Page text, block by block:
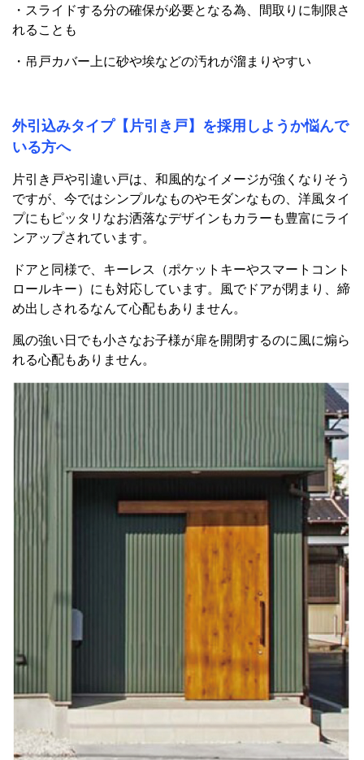
・スライドする分の確保が必要となる為、間取りに制限さ
れることも
・吊戸カバー上に砂や埃などの汚れが溜まりやすい
外引込みタイプ【片引き戸】を採用しようか悩んで
いる方へ
片引き戸や引違い戸は、和風的なイメージが強くなりそう
ですが、今ではシンプルなものやモダンなもの、洋風タイ
プにもピッタリなお洒落なデザインもカラーも豊富にライ
ンアップされています。
ドアと同様で、キーレス（ポケットキーやスマートコント
ロールキー）にも対応しています。風でドアが閉まり、締
め出しされるなんて心配もありません。
風の強い日でも小さなお子様が扉を開閉するのに風に煽ら
れる心配もありません。